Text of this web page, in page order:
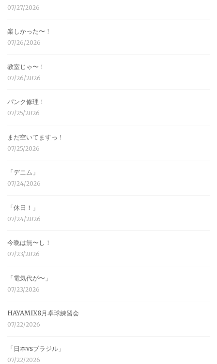
07/27/2026
楽しかった〜！
07/26/2026
教室じゃ〜！
07/26/2026
パンク修理！
07/25/2026
まだ空いてますっ！
07/25/2026
「デニム」
07/24/2026
「休日！」
07/24/2026
今晩は無〜し！
07/23/2026
「電気代が〜」
07/23/2026
HAYAMIX8月卓球練習会
07/22/2026
「日本vsブラジル」
07/22/2026